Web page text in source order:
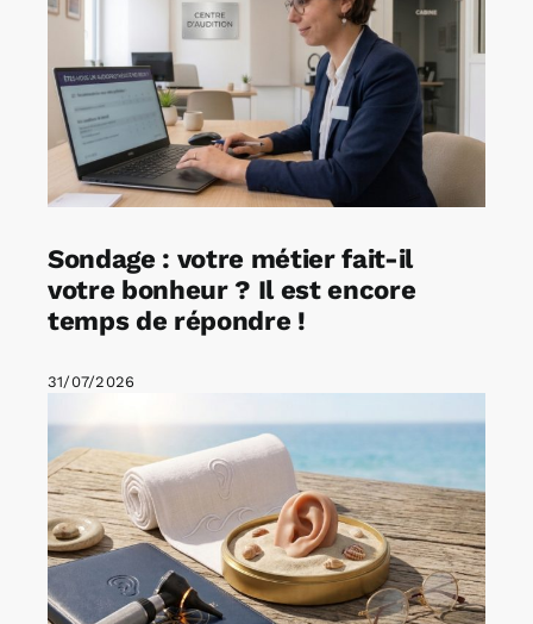
Sondage : votre métier fait-il
votre bonheur ? Il est encore
temps de répondre !
31/07/2026